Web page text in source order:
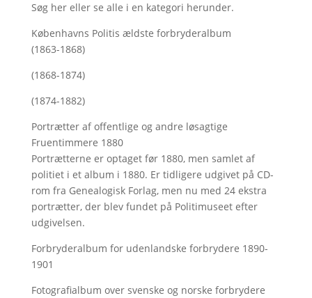
Søg hereller se alle i en kategori herunder.
Københavns Politis ældste forbryderalbum
(1863-1868)
(1868-1874)
(1874-1882)
Portrætter af offentlige og andre løsagtige
Fruentimmere 1880
Portrætterne er optaget før 1880, men samlet af
politiet i et album i 1880. Er tidligere udgivet på CD-
rom fra Genealogisk Forlag, men nu med 24 ekstra
portrætter, der blev fundet på Politimuseet efter
udgivelsen.
Forbryderalbum for udenlandske forbrydere 1890-
1901
Fotografialbum over svenske og norske forbrydere